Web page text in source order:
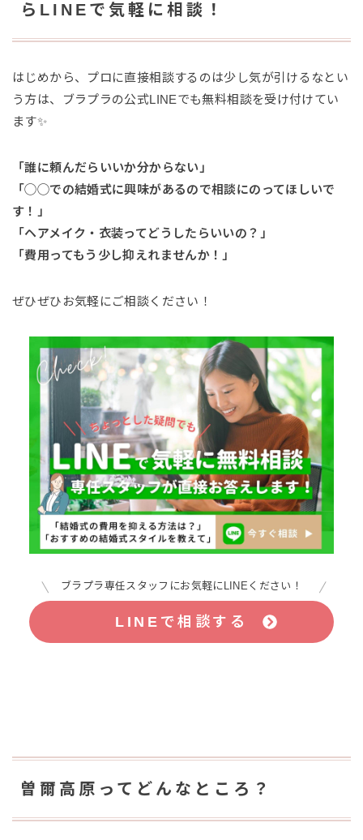
らLINEで気軽に相談！
はじめから、プロに直接相談するのは少し気が引けるなとい
う方は、ブラプラの公式LINEでも無料相談を受け付けてい
ます✨
「誰に頼んだらいいか分からない」
「◯◯での結婚式に興味があるので相談にのってほしいで
す！」
「ヘアメイク・衣装ってどうしたらいいの？」
「費用ってもう少し抑えれませんか！」
ぜひぜひお気軽にご相談ください！
ブラプラ専任スタッフにお気軽にLINEください！
LINEで相談する
曽爾高原ってどんなところ？